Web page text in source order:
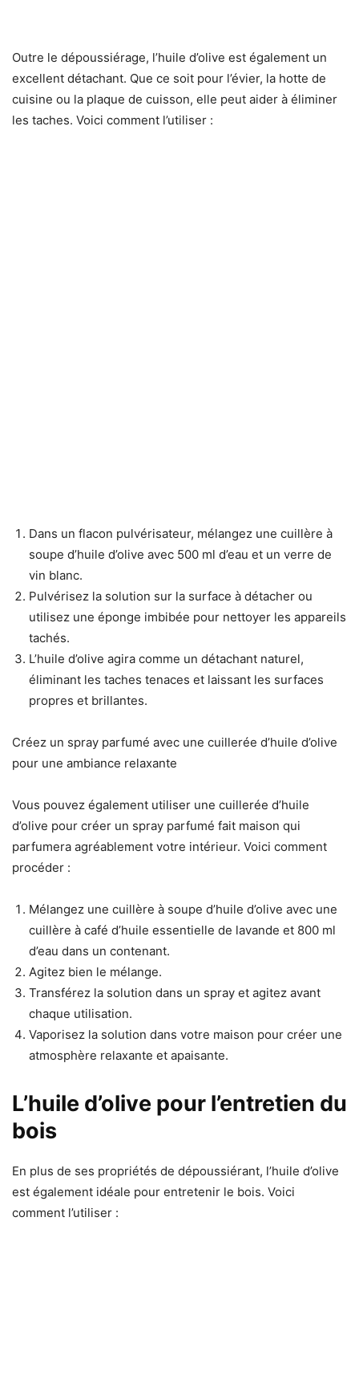
Outre le dépoussiérage, l’huile d’olive est également un
excellent détachant. Que ce soit pour l’évier, la hotte de
cuisine ou la plaque de cuisson, elle peut aider à éliminer
les taches. Voici comment l’utiliser :
Dans un flacon pulvérisateur, mélangez une cuillère à
soupe d’huile d’olive avec 500 ml d’eau et un verre de
vin blanc.
Pulvérisez la solution sur la surface à détacher ou
utilisez une éponge imbibée pour nettoyer les appareils
tachés.
L’huile d’olive agira comme un détachant naturel,
éliminant les taches tenaces et laissant les surfaces
propres et brillantes.
Créez un spray parfumé avec une cuillerée d’huile d’olive
pour une ambiance relaxante
Vous pouvez également utiliser une cuillerée d’huile
d’olive pour créer un spray parfumé fait maison qui
parfumera agréablement votre intérieur. Voici comment
procéder :
Mélangez une cuillère à soupe d’huile d’olive avec une
cuillère à café d’huile essentielle de lavande et 800 ml
d’eau dans un contenant.
Agitez bien le mélange.
Transférez la solution dans un spray et agitez avant
chaque utilisation.
Vaporisez la solution dans votre maison pour créer une
atmosphère relaxante et apaisante.
L’huile d’olive pour l’entretien du
bois
En plus de ses propriétés de dépoussiérant, l’huile d’olive
est également idéale pour entretenir le bois. Voici
comment l’utiliser :